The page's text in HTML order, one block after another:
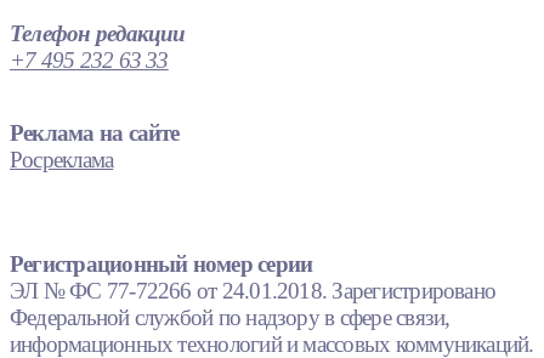
Телефон редакции
+7 495 232 63 33
Реклама на сайте
Росреклама
Регистрационный номер серии
ЭЛ № ФС 77-72266 от 24.01.2018. Зарегистрировано
Федеральной службой по надзору в сфере связи,
информационных технологий и массовых коммуникаций.